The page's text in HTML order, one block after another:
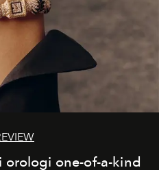
orologi one-of-a-kind